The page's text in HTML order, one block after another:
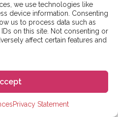
we use technologies like
device information. Consenting
us to process data such as
on this site. Not consenting or
affect certain features and
Privacy Statement